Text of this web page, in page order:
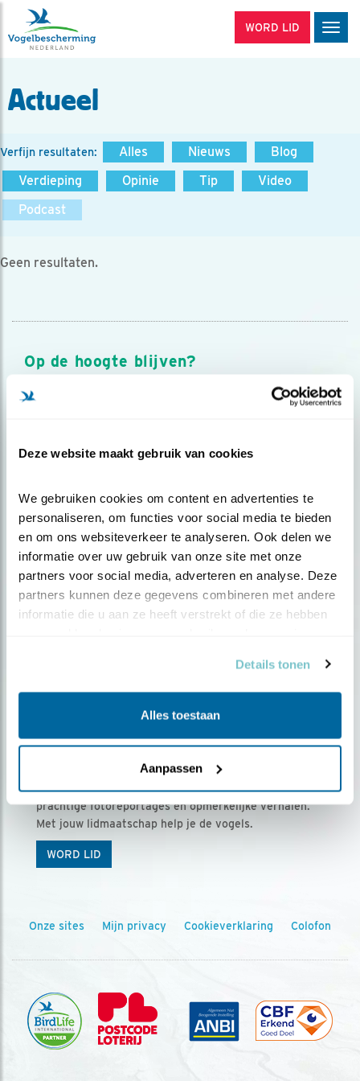
Deze website maakt gebruik van cookies
We gebruiken cookies om content en advertenties te
personaliseren, om functies voor social media te bieden
en om ons websiteverkeer te analyseren. Ook delen we
informatie over uw gebruik van onze site met onze
partners voor social media, adverteren en analyse. Deze
partners kunnen deze gegevens combineren met andere
informatie die u aan ze heeft verstrekt of die ze hebben
Details tonen
Alles toestaan
Aanpassen
WORD LID
Actueel
Verfijn resultaten: Alles Nieuws
Blog
Verdieping
Opinie Tip
Video
Podcast
Geen resultaten.
Op de hoogte blijven?
Meld je aan en ontvang nieuws, inspiratie, acties en tips
over vogels en activiteiten van Vogelbescherming.
Ontvang 5 x Vogels voor € 36,00 per jaar
Vogels is het tijdschrift voor onze leden, met
prachtige fotoreportages en opmerkelijke verhalen.
Met jouw lidmaatschap help je de vogels.
WORD LID
Onze sites Mijn privacy Cookieverklaring Colofon